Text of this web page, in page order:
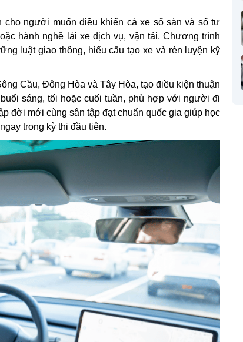
cho người muốn điều khiển cả xe số sàn và số tự
hành nghề lái xe dịch vụ, vận tải. Chương trình
luật giao thông, hiểu cấu tạo xe và rèn luyện kỹ
Cầu, Đông Hòa và Tây Hòa, tạo điều kiện thuận
sáng, tối hoặc cuối tuần, phù hợp với người đi
đời mới cùng sân tập đạt chuẩn quốc gia giúp học
trong kỳ thi đầu tiên.